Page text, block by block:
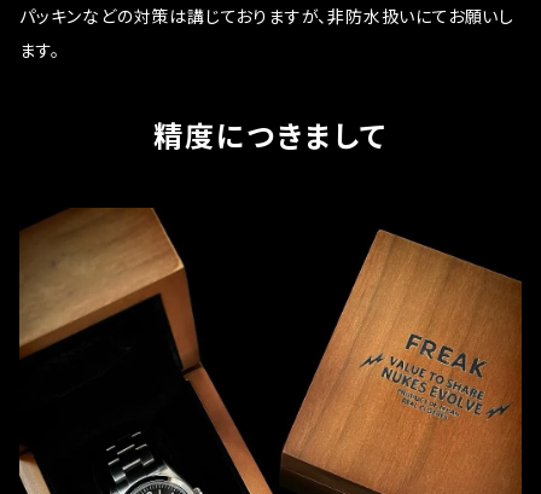
パッキンなどの対策は講じておりますが、非防水扱いにてお願いし
ます。
精度につきまして